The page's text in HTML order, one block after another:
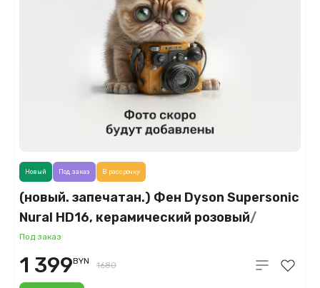
(новый. запечатан.) Фен Dyson Supersonic
Nural HD16, керамический розовый/
розовое золото (Ceramic Pink/Rose Gold)
Под заказ
Новый Под заказ В рассрочку
1 399BYN 1680